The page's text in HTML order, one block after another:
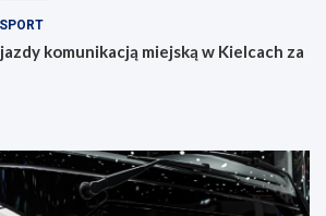
komunikacją miejską w Kielcach za